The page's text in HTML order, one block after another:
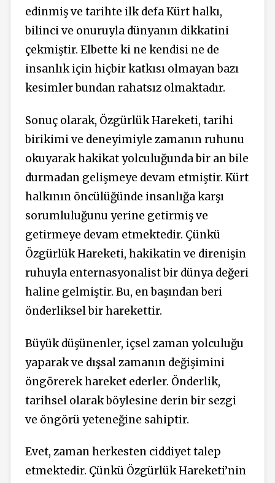
edinmiş ve tarihte ilk defa Kürt halkı,
bilinci ve onuruyla dünyanın dikkatini
çekmiştir. Elbette ki ne kendisi ne de
insanlık için hiçbir katkısı olmayan bazı
kesimler bundan rahatsız olmaktadır.
Sonuç olarak, Özgürlük Hareketi, tarihi
birikimi ve deneyimiyle zamanın ruhunu
okuyarak hakikat yolculuğunda bir an bile
durmadan gelişmeye devam etmiştir. Kürt
halkının öncülüğünde insanlığa karşı
sorumluluğunu yerine getirmiş ve
getirmeye devam etmektedir. Çünkü
Özgürlük Hareketi, hakikatin ve direnişin
ruhuyla enternasyonalist bir dünya değeri
haline gelmiştir. Bu, en başından beri
önderliksel bir harekettir.
Büyük düşünenler, içsel zaman yolculuğu
yaparak ve dışsal zamanın değişimini
öngörerek hareket ederler. Önderlik,
tarihsel olarak böylesine derin bir sezgi
ve öngörü yeteneğine sahiptir.
Evet, zaman herkesten ciddiyet talep
etmektedir. Çünkü Özgürlük Hareketi’nin